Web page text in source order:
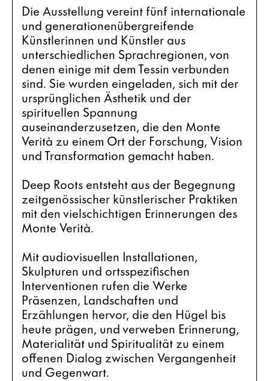
Die Ausstellung vereint fünf internationale
und generationenübergreifende
Künstlerinnen und Künstler aus
unterschiedlichen Sprachregionen, von
denen einige mit dem Tessin verbunden
sind. Sie wurden eingeladen, sich mit der
ursprünglichen Ästhetik und der
spirituellen Spannung
auseinanderzusetzen, die den Monte
Verità zu einem Ort der Forschung, Vision
und Transformation gemacht haben.
Deep Roots entsteht aus der Begegnung
zeitgenössischer künstlerischer Praktiken
mit den vielschichtigen Erinnerungen des
Monte Verità.
Mit audiovisuellen Installationen,
Skulpturen und ortsspezifischen
Interventionen rufen die Werke
Präsenzen, Landschaften und
Erzählungen hervor, die den Hügel bis
heute prägen, und verweben Erinnerung,
Materialität und Spiritualität zu einem
offenen Dialog zwischen Vergangenheit
und Gegenwart.